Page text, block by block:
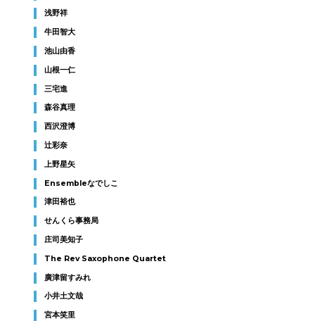
浅野祥
牛田智大
池山由香
山根一仁
三宅進
森谷真理
西沢澄博
辻彩奈
上野星矢
Ensembleなでしこ
津田裕也
せんくら事務局
庄司美知子
The Rev Saxophone Quartet
廣津留すみれ
小井土文哉
宮本笑里